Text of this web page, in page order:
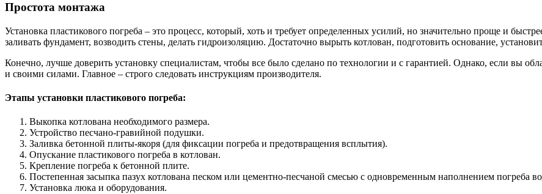
Простота монтажа
Установка пластикового погреба – это процесс, который, хоть и требует определенных усилий, но значительно проще и
заливать фундамент, возводить стены, делать гидроизоляцию. Достаточно вырыть котлован, подготовить основание,
Конечно, лучше доверить установку специалистам, чтобы все было сделано по технологии и с гарантией. Однако, если вы
и своими силами. Главное – строго следовать инструкциям производителя.
Этапы установки пластикового погреба:
Выкопка котлована необходимого размера.
Устройство песчано-гравийной подушки.
Заливка бетонной плиты-якоря (для фиксации погреба и предотвращения всплытия).
Опускание пластикового погреба в котлован.
Крепление погреба к бетонной плите.
Постепенная засыпка пазух котлована песком или цементно-песчаной смесью с одновременным наполнением погреба
Установка люка и оборудования.